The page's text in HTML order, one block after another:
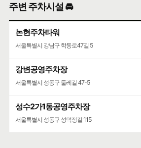
주변 주차시설 🚘
논현주차타워
서울특별시 강남구 학동로47길 5
강변공영주차장
서울특별시 성동구 둘레길 47-5
성수2가1동공영주차장
서울특별시 성동구 성덕정길 115